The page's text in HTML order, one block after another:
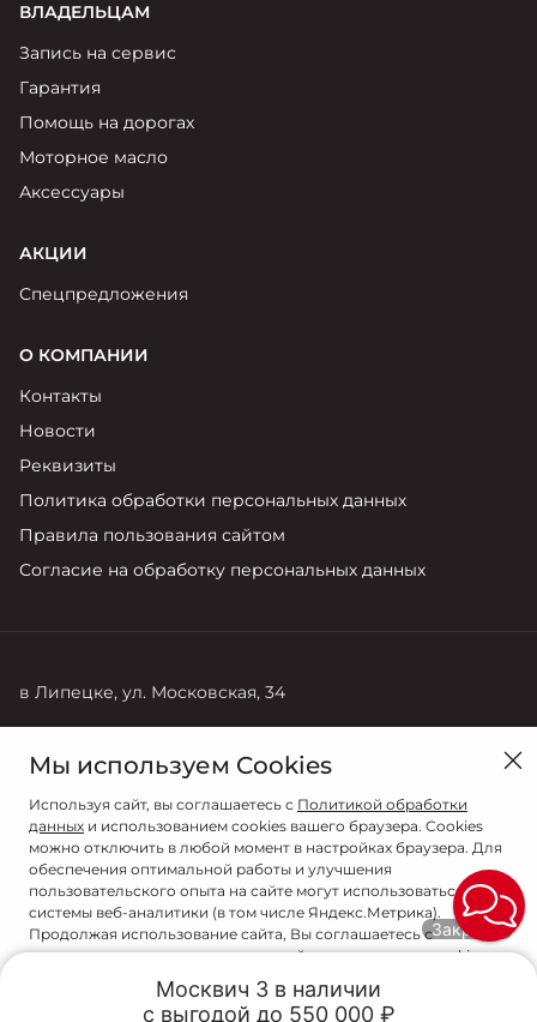
ВЛАДЕЛЬЦАМ
Запись на сервис
Гарантия
Помощь на дорогах
Моторное масло
Аксессуары
АКЦИИ
Спецпредложения
О КОМПАНИИ
Контакты
Новости
Реквизиты
Политика обработки персональных данных
Правила пользования сайтом
Согласие на обработку персональных данных
в Липецке, ул. Московская, 34
8 (4742) 28-88-08 +7 (905) 044-97-63
Мы используем Cookies
Используя сайт, вы соглашаетесь с Политикой обработки
данных и использованием cookies вашего браузера. Cookies
можно отключить в любой момент в настройках браузера. Для
обеспечения оптимальной работы и улучшения
пользовательского опыта на сайте могут использоваться
системы веб-аналитики (в том числе Яндекс.Метрика).
Продолжая использование сайта, Вы соглашаетесь с
применением указанных технологий и размещением cookie-
Закрыть
Москвич 3 в наличии
с выгодой до 550 000 ₽
Акции Заказать